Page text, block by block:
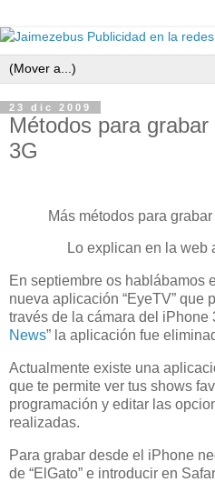
23 dic 2009
Métodos para
3G
Más métodos para
Lo explican en la web
En septiembre os hablábamos
nueva aplicación “EyeTV” que
través de la cámara del iPhone
News” la aplicación fue
Actualmente existe una
que te permite ver tus shows
programación y editar las
realizadas.
Para grabar desde el iPhone
de “ElGato” e introducir en